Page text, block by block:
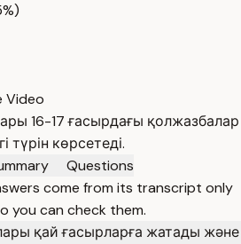
Video
16-17 ғасырдағы қолжазбалар
түрін көрсетеді.
Questions
come from its transcript only
you can check them.
қай ғасырларға жатады және